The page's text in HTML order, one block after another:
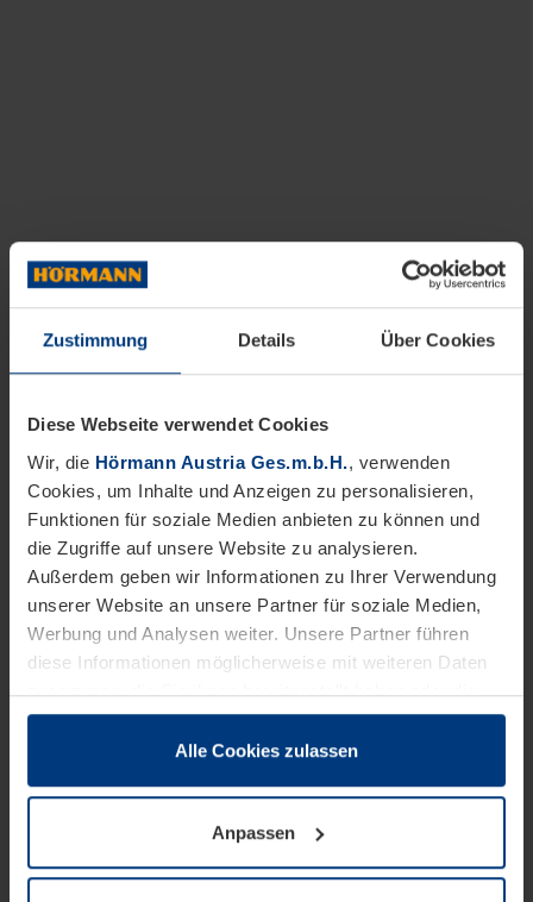
Zustimmung Details Über Cookies
Diese Webseite verwendet Cookies
Wir, die Hörmann Austria Ges.m.b.H., verwenden
Cookies, um Inhalte und Anzeigen zu personalisieren,
Funktionen für soziale Medien anbieten zu können und
die Zugriffe auf unsere Website zu analysieren.
Außerdem geben wir Informationen zu Ihrer Verwendung
unserer Website an unsere Partner für soziale Medien,
Werbung und Analysen weiter. Unsere Partner führen
diese Informationen möglicherweise mit weiteren Daten
zusammen, die Sie ihnen bereitgestellt haben oder die
sie im Rahmen Ihrer Nutzung der Dienste gesammelt
wenn diese für den Betrieb dieser Seite unbedingt
notwendig sind. Für alle anderen Cookie-Typen benötigen
wir Ihre Erlaubnis. Ihre Einwilligung können Sie jederzeit
Alle Cookies zulassen
Anpassen